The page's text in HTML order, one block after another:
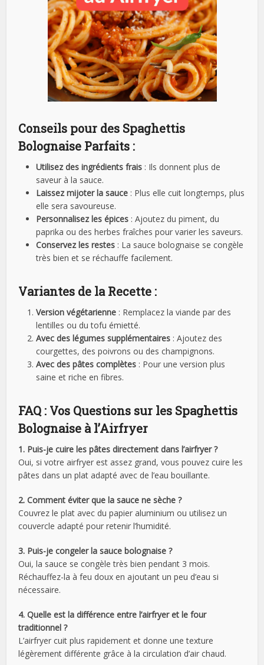
Conseils pour des Spaghettis
Bolognaise Parfaits :
Utilisez des ingrédients frais : Ils donnent plus de
saveur à la sauce.
Laissez mijoter la sauce : Plus elle cuit longtemps, plus
elle sera savoureuse.
Personnalisez les épices : Ajoutez du piment, du
paprika ou des herbes fraîches pour varier les saveurs.
Conservez les restes : La sauce bolognaise se congèle
très bien et se réchauffe facilement.
Variantes de la Recette :
Version végétarienne : Remplacez la viande par des
lentilles ou du tofu émietté.
Avec des légumes supplémentaires : Ajoutez des
courgettes, des poivrons ou des champignons.
Avec des pâtes complètes : Pour une version plus
saine et riche en fibres.
FAQ : Vos Questions sur les Spaghettis
Bolognaise à l’Airfryer
1. Puis-je cuire les pâtes directement dans l’airfryer ?
Oui, si votre airfryer est assez grand, vous pouvez cuire les
pâtes dans un plat adapté avec de l’eau bouillante.
2. Comment éviter que la sauce ne sèche ?
Couvrez le plat avec du papier aluminium ou utilisez un
couvercle adapté pour retenir l’humidité.
3. Puis-je congeler la sauce bolognaise ?
Oui, la sauce se congèle très bien pendant 3 mois.
Réchauffez-la à feu doux en ajoutant un peu d’eau si
nécessaire.
4. Quelle est la différence entre l’airfryer et le four
traditionnel ?
L’airfryer cuit plus rapidement et donne une texture
légèrement différente grâce à la circulation d’air chaud.